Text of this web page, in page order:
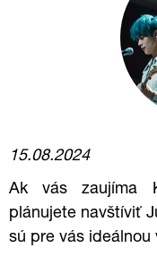
15.08.2024
Ak vás zaujíma
plánujete navštíviť
sú pre vás